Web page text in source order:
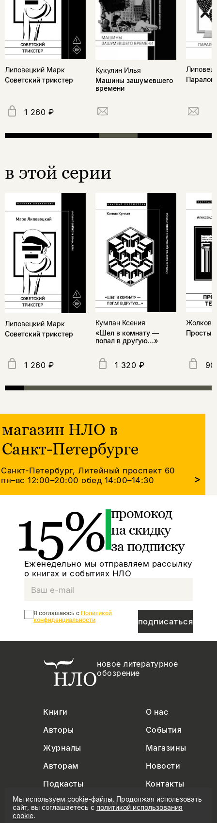
Липовецкий Марк
Советский трикстер
1 260 ₽
Кукулин Илья
Машины зашумевшего
времени
в этой серии
Липовецкий Марк
Советский трикстер
1 260 ₽
Кумпан Ксения
«Шел в комнату —
попал в другую…»
1 320 ₽
Простые
магазин НЛО в
Санкт-Петербурге
Санкт-Петербург, Литейный проспект 60
пн–вс 12:00–20:00обед 14:00–14:30 >
15% промокод
на скидку
за подписку
Еженедельно мы отправляем рассылку
о книгах и событиях НЛО
подписаться
Я соглашаюсь с Политикой
конфиденциальности
новое литературное
обозрение
Книги
О нас
Авторы
События
Журналы
Магазины
Авторам
Новости
Подкасты
Контакты
Вопросы и ответы
Мы используем cookie-файлы. Продолжая использовать
сайт, вы соглашаетесь сполитикой использования
cookie.